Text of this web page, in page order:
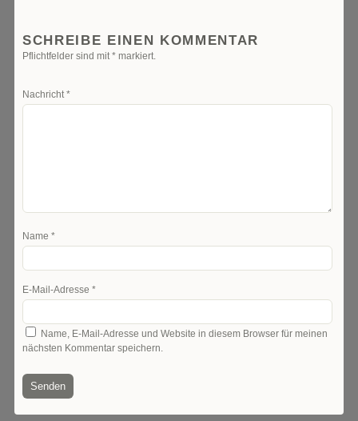
SCHREIBE EINEN KOMMENTAR
Pflichtfelder sind mit* markiert.
Nachricht*
Name *
E-Mail-Adresse *
Name, E-Mail-Adresse und Website in diesem Browser für meinen
nächsten Kommentar speichern.